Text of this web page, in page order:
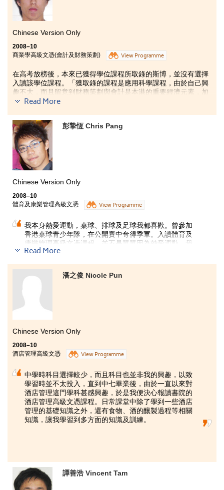
Chinese Version Only
2008–10
商業學高級文憑(會計及財務策劃)
View Programme
在高考放榜後，本來已獲得學位課程所取錄的斯博，並沒有選擇
入讀該學位課程。「獲取錄的課程是應用科學課程，由於自己興
趣不大，而且留意到財務策劃與會計是本港的重要經濟元素，加
上得知書院的課程質素可靠，故報讀此課程。」
師都是來自香港大學的，師資優良，而且他經常參加書院舉辦的
座談會，令他獲益良多。「修讀後，才知原來財務策劃涉及很多
層面，對就讀學科之興趣愈來愈濃，故畢業後，我希望能夠順利
入讀工商管理學士課程。」
Read More
彭摯恆 Chris Pang
Chinese Version Only
2008–10
體育及康樂管理高級文憑
View Programme
我本身熱愛運動，桌球、排球及足球我都喜歡。曾參加
香港桌球青少年隊，在公開賽中奪得季軍。入讀體育及
康樂管理高級文憑課程，並不是單單因為熱愛運動，我
明白到運動管理及康樂項目策劃前景較穩定，出路亦頗
課程採用靈活教學，上課時多以活動形式進行，如『戶
外活動經驗學習』及『戶外康樂歷奇』等，讓我們走出
Read More
潘之俊 Nicole Pun
Chinese Version Only
2008–10
酒店管理高級文憑
View Programme
中學時科目選擇較少，而且科目也並非我的興趣，以致
學習時並不太投入，直到中七畢業後，由於一直以來對
酒店管理這門學科甚感興趣，於是我便決心報讀書院的
酒店管理高級文憑課程。日常課堂中除了學到一些酒店
管理的基礎知識之外，還有食物、酒的釀製過程等相關
知識，讓我學習到多方面的知識及訓練。
譚善浩 Vincent Tam